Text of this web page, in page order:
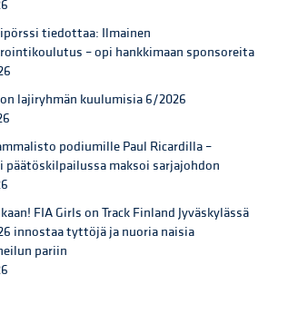
tiedottaa: Ilmainen
– opi hankkimaan sponsoreita
lajiryhmän kuulumisia 6/2026
podiumille Paul Ricardilla –
päätöskilpailussa maksoi sarjajohdon
FIA Girls on Track Finland Jyväskylässä
innostaa tyttöjä ja nuoria naisia
pariin